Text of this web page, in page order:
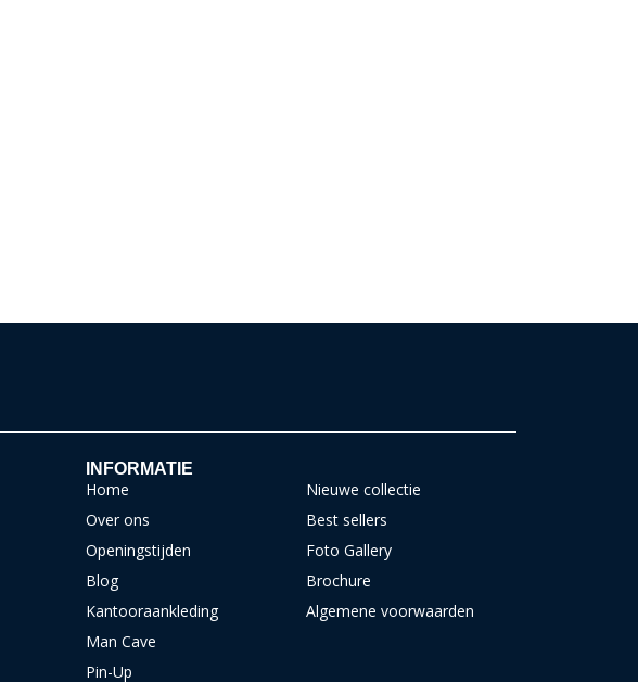
INFORMATIE
Home
Over ons
Openingstijden
Blog
Kantooraankleding
Man Cave
Pin-Up
Nieuwe collectie
Best sellers
Foto Gallery
Brochure
Algemene voorwaarden